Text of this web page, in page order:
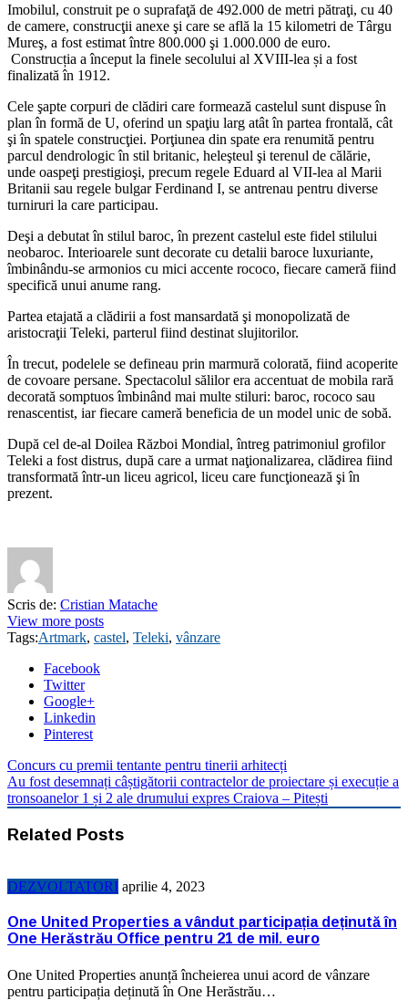
Imobilul, construit pe o suprafaţă de 492.000 de metri pătraţi, cu 40
de camere, construcţii anexe şi care se află la 15 kilometri de Târgu
Mureş, a fost estimat între 800.000 şi 1.000.000 de euro.
Construcția a început la finele secolului al XVIII-lea și a fost
finalizată în 1912.
Cele şapte corpuri de clădiri care formează castelul sunt dispuse în
plan în formă de U, oferind un spaţiu larg atât în partea frontală, cât
şi în spatele construcţiei. Porţiunea din spate era renumită pentru
parcul dendrologic în stil britanic, heleşteul şi terenul de călărie,
unde oaspeţi prestigioşi, precum regele Eduard al VII-lea al Marii
Britanii sau regele bulgar Ferdinand I, se antrenau pentru diverse
turniruri la care participau.
Deşi a debutat în stilul baroc, în prezent castelul este fidel stilului
neobaroc. Interioarele sunt decorate cu detalii baroce luxuriante,
îmbinându-se armonios cu mici accente rococo, fiecare cameră fiind
specifică unui anume rang.
Partea etajată a clădirii a fost mansardată şi monopolizată de
aristocraţii Teleki, parterul fiind destinat slujitorilor.
În trecut, podelele se defineau prin marmură colorată, fiind acoperite
de covoare persane. Spectacolul sălilor era accentuat de mobila rară
decorată somptuos îmbinând mai multe stiluri: baroc, rococo sau
renascentist, iar fiecare cameră beneficia de un model unic de sobă.
După cel de-al Doilea Război Mondial, întreg patrimoniul grofilor
Teleki a fost distrus, după care a urmat naţionalizarea, clădirea fiind
transformată într-un liceu agricol, liceu care funcţionează şi în
prezent.
Scris de: Cristian Matache
View more posts
Tags:Artmark, castel, Teleki, vânzare
Facebook
Twitter
Google+
Linkedin
Pinterest
Concurs cu premii tentante pentru tinerii arhitecți
Au fost desemnați câștigătorii contractelor de proiectare și execuție a
tronsoanelor 1 și 2 ale drumului expres Craiova – Pitești
Related Posts
DEZVOLTATORI aprilie 4, 2023
One United Properties a vândut participația deținută în
One Herăstrău Office pentru 21 de mil. euro
One United Properties anunță încheierea unui acord de vânzare
pentru participația deținută în One Herăstrău…